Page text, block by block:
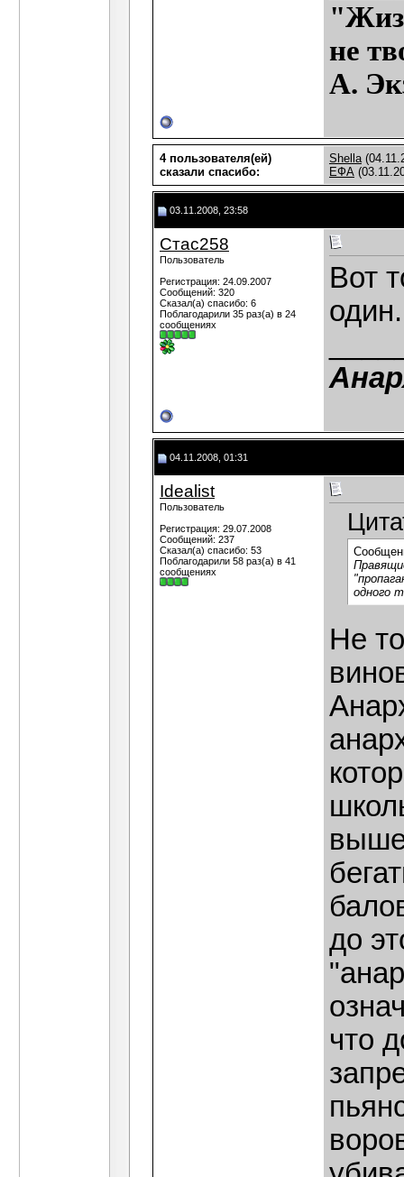
не
А.
4 пользователя(ей)
сказали cпасибо:
Shella
ЕФА
03.11.2008, 23:58
Стас258
Пользователь
Регистрация: 24.09.2007
Сообщений: 320
Сказал(а) спасибо: 6
Поблагодарили 35 раз(а) в 24
сообщениях
Вот
один.
04.11.2008, 01:31
Idealist
Пользователь
Регистрация: 29.07.2008
Сообщений: 237
Сказал(а) спасибо: 53
Поблагодарили 58 раз(а) в 41
сообщениях
одного
Не
до
что